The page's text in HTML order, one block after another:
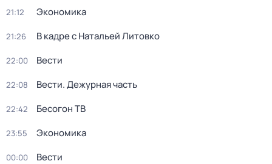
21:12 Экономика
21:26 В кадре с Натальей Литовко
22:00 Вести
22:08 Вести. Дежурная часть
22:42 Бесогон ТВ
23:55 Экономика
00:00 Вести